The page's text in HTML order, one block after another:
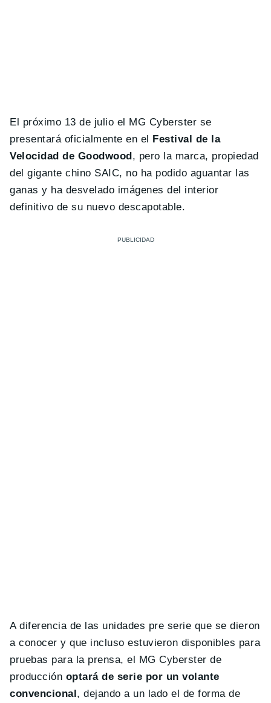
El próximo 13 de julio el MG Cyberster se
presentará oficialmente en el Festival de la
Velocidad de Goodwood, pero la marca, propiedad
del gigante chino SAIC, no ha podido aguantar las
ganas y ha desvelado imágenes del interior
definitivo de su nuevo descapotable.
A diferencia de las unidades pre serie que se dieron
a conocer y que incluso estuvieron disponibles para
pruebas para la prensa, el MG Cyberster de
producción optará de serie por un volante
convencional, dejando a un lado el de forma de